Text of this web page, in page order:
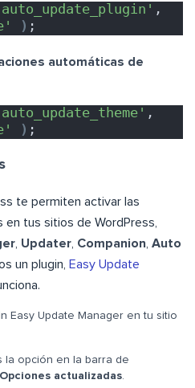
) ;
automáticas de
) ;
te permiten activar las
en tus sitios de WordPress,
, Updater, Companion, Auto
un plugin, Easy Update
Easy Update Manager en tu sitio
la opción en la barra de
Opciones actualizadas.